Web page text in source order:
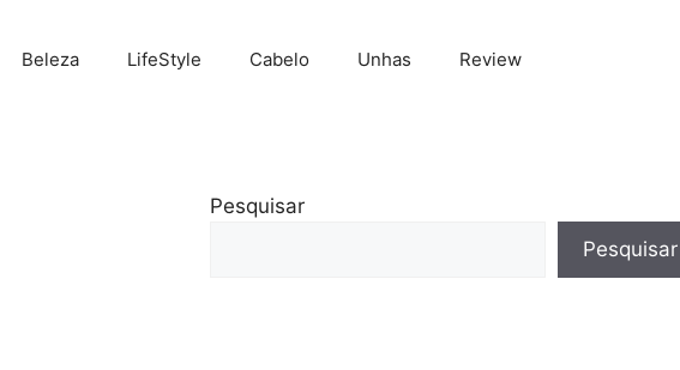
Beleza LifeStyle Cabelo Unhas Review
Pesquisar
Pesquisar